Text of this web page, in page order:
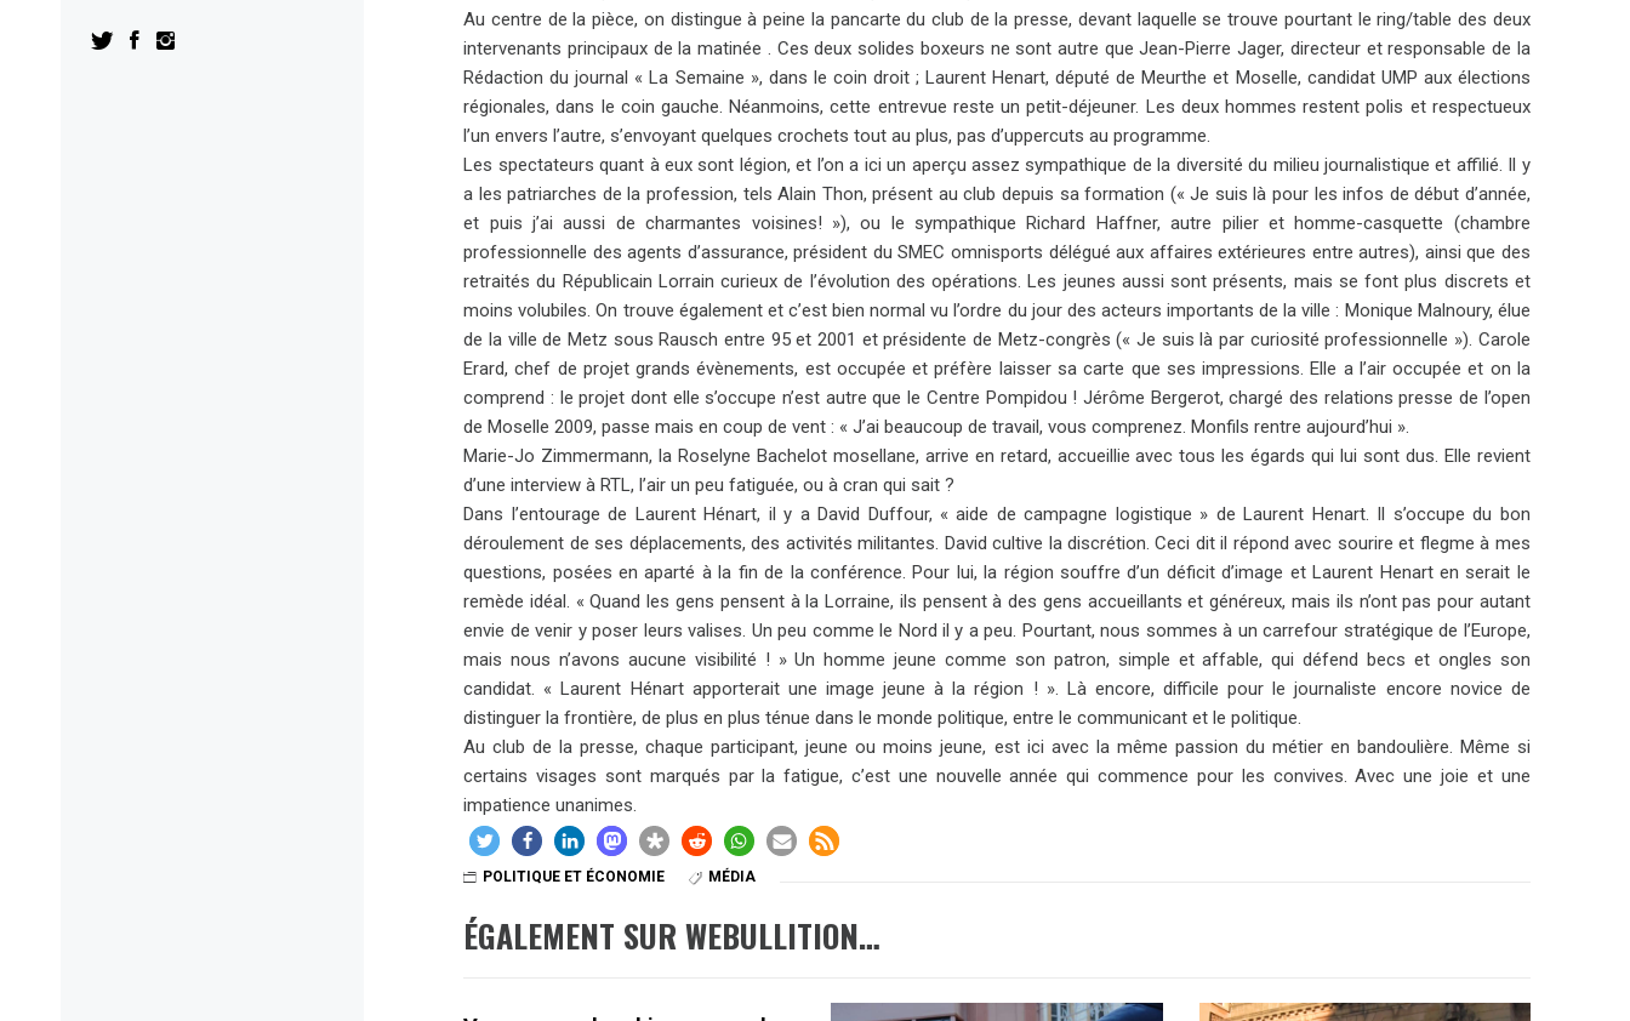
Au centre de la pièce, on distingue à peine la pancarte du club de la presse, devant laquelle se trouve pourtant le ring/table des deux
intervenants principaux de la matinée . Ces deux solides boxeurs ne sont autre que Jean-Pierre Jager, directeur et responsable de la
Rédaction du journal « La Semaine », dans le coin droit ; Laurent Henart, député de Meurthe et Moselle, candidat UMP aux élections
régionales, dans le coin gauche. Néanmoins, cette entrevue reste un petit-déjeuner. Les deux hommes restent polis et respectueux
l’un envers l’autre, s’envoyant quelques crochets tout au plus, pas d’uppercuts au programme.
Les spectateurs quant à eux sont légion, et l’on a ici un aperçu assez sympathique de la diversité du milieu journalistique et affilié. Il y
a les patriarches de la profession, tels Alain Thon, présent au club depuis sa formation (« Je suis là pour les infos de début d’année,
et puis j’ai aussi de charmantes voisines! »), ou le sympathique Richard Haffner, autre pilier et homme-casquette (chambre
professionnelle des agents d’assurance, président du SMEC omnisports délégué aux affaires extérieures entre autres), ainsi que des
retraités du Républicain Lorrain curieux de l’évolution des opérations. Les jeunes aussi sont présents, mais se font plus discrets et
moins volubiles. On trouve également et c’est bien normal vu l’ordre du jour des acteurs importants de la ville : Monique Malnoury, élue
de la ville de Metz sous Rausch entre 95 et 2001 et présidente de Metz-congrès (« Je suis là par curiosité professionnelle »). Carole
Erard, chef de projet grands évènements, est occupée et préfère laisser sa carte que ses impressions. Elle a l’air occupée et on la
comprend : le projet dont elle s’occupe n’est autre que le Centre Pompidou ! Jérôme Bergerot, chargé des relations presse de l’open
de Moselle 2009, passe mais en coup de vent : « J’ai beaucoup de travail, vous comprenez. Monfils rentre aujourd’hui ».
Marie-Jo Zimmermann, la Roselyne Bachelot mosellane, arrive en retard, accueillie avec tous les égards qui lui sont dus. Elle revient
d’une interview à RTL, l’air un peu fatiguée, ou à cran qui sait ?
Dans l’entourage de Laurent Hénart, il y a David Duffour, « aide de campagne logistique » de Laurent Henart. Il s’occupe du bon
déroulement de ses déplacements, des activités militantes. David cultive la discrétion. Ceci dit il répond avec sourire et flegme à mes
questions, posées en aparté à la fin de la conférence. Pour lui, la région souffre d’un déficit d’image et Laurent Henart en serait le
remède idéal. « Quand les gens pensent à la Lorraine, ils pensent à des gens accueillants et généreux, mais ils n’ont pas pour autant
envie de venir y poser leurs valises. Un peu comme le Nord il y a peu. Pourtant, nous sommes à un carrefour stratégique de l’Europe,
mais nous n’avons aucune visibilité ! » Un homme jeune comme son patron, simple et affable, qui défend becs et ongles son
candidat. « Laurent Hénart apporterait une image jeune à la région ! ». Là encore, difficile pour le journaliste encore novice de
distinguer la frontière, de plus en plus ténue dans le monde politique, entre le communicant et le politique.
Au club de la presse, chaque participant, jeune ou moins jeune, est ici avec la même passion du métier en bandoulière. Même si
certains visages sont marqués par la fatigue, c’est une nouvelle année qui commence pour les convives. Avec une joie et une
impatience unanimes.
POLITIQUE ET ÉCONOMIE MÉDIA
ÉGALEMENT SUR WEBULLITION…